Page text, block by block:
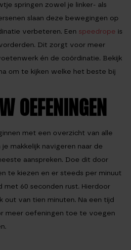
springen zowel je linker- als
slaan deze bewegingen op
verbeteren. Een speedrope is
Dit zorgt voor meer
én de coördinatie. Bekijk
om te kijken welke het beste bij
OEFENINGEN
met een overzicht van alle
makkelijk navigeren naar de
aanspreken. Doe dit door
te kiezen en er steeds per minuut
met 60 seconden rust. Hierdoor
out van tien minuten. Na een tijd
meer oefeningen toe te voegen